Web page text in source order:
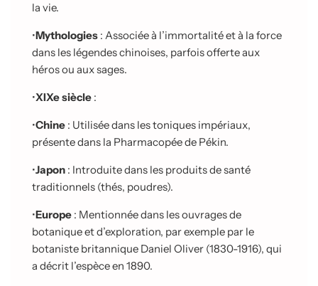
la vie.
•Mythologies : Associée à l’immortalité et à la force
dans les légendes chinoises, parfois offerte aux
héros ou aux sages.
•XIXe siècle :
•Chine : Utilisée dans les toniques impériaux,
présente dans la Pharmacopée de Pékin.
•Japon : Introduite dans les produits de santé
traditionnels (thés, poudres).
•Europe : Mentionnée dans les ouvrages de
botanique et d’exploration, par exemple par le
botaniste britannique Daniel Oliver (1830-1916), qui
a décrit l’espèce en 1890.